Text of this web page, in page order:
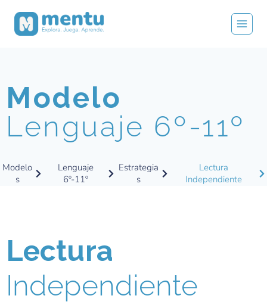
Modelo
Lenguaje 6º-11º
Modelo
s
Lenguaje
6º-11º
Estrategia
s
Lectura
Independiente
Lectura
Independiente